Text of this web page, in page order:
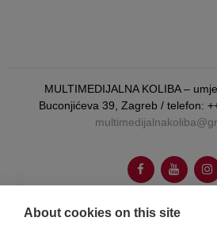
MULTIMEDIJALNA KOLIBA –
Buconjićeva 39, Zagreb / telefon:
About cookies on this site